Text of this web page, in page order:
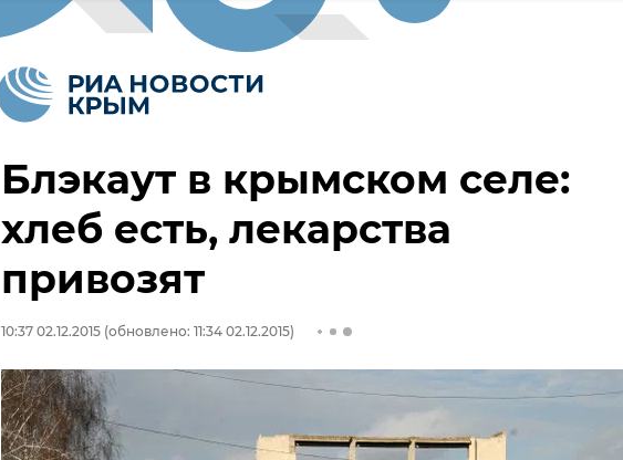
Блэкаут в крымском селе:
хлеб есть, лекарства
привозят
10:37 02.12.2015 (обновлено: 11:34 02.12.2015)